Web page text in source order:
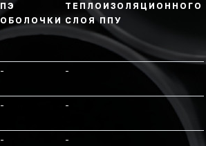
ПЭ
ОБОЛОЧКИ
ТЕПЛОИЗОЛЯЦИОННОГО
СЛОЯ ППУ
- -
- -
- -